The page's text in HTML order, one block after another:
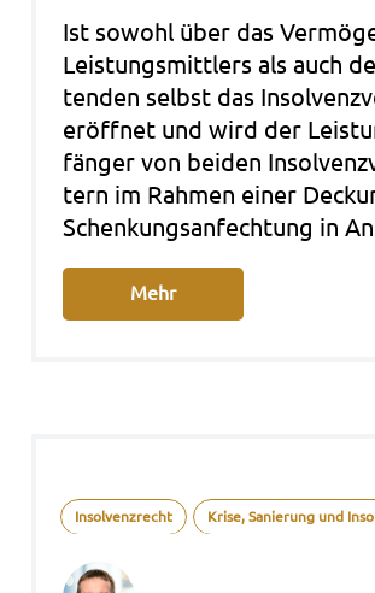
Ist sowohl über das
Leis­tungs­mit­t­lers als auch
ten­den selbst das
eröff­net und wird der
fän­ger von bei­den
tern im Rah­men einer
Schen­kungs­an­fech­tung in
Mehr
Insolvenzrecht Krise, Sanierung und